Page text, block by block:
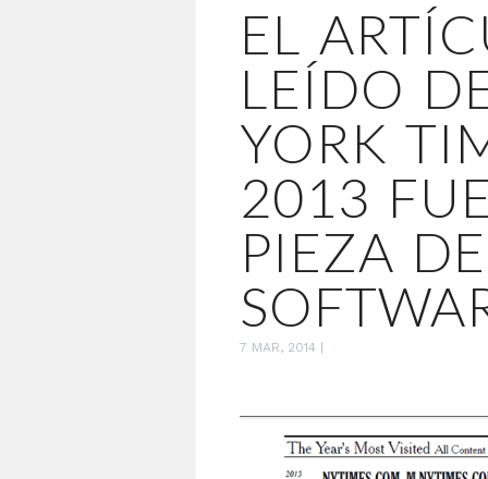
EL
LEÍDO
YORK
2013
PIEZA DE
7 MAR, 2014